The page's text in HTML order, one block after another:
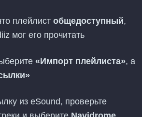
плейлист общедоступный,
мог его прочитать
«Импорт плейлиста», а
из eSound, проверьте